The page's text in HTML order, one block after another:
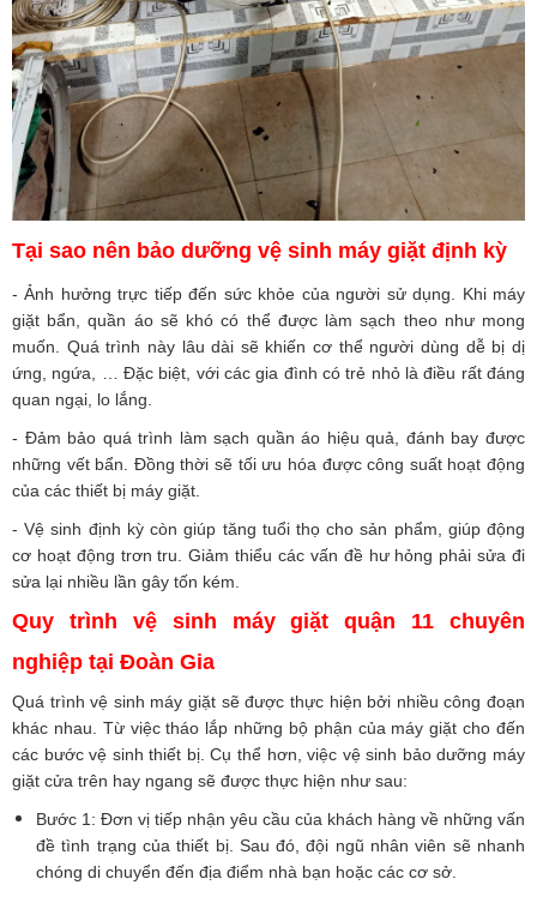
Tại sao nên bảo dưỡng vệ sinh máy giặt định kỳ
- Ảnh hưởng trực tiếp đến sức khỏe của người sử dụng. Khi máy
giặt bẩn, quần áo sẽ khó có thể được làm sạch theo như mong
muốn. Quá trình này lâu dài sẽ khiến cơ thể người dùng dễ bị dị
ứng, ngứa, … Đặc biệt, với các gia đình có trẻ nhỏ là điều rất đáng
quan ngại, lo lắng.
- Đảm bảo quá trình làm sạch quần áo hiệu quả, đánh bay được
những vết bẩn. Đồng thời sẽ tối ưu hóa được công suất hoạt động
của các thiết bị máy giặt.
- Vệ sinh định kỳ còn giúp tăng tuổi thọ cho sản phẩm, giúp động
cơ hoạt động trơn tru. Giảm thiểu các vấn đề hư hỏng phải sửa đi
sửa lại nhiều lần gây tốn kém.
Quy trình vệ sinh máy giặt quận 11 chuyên
nghiệp tại Đoàn Gia
Quá trìnhvệ sinh máy giặt sẽ được thực hiện bởi nhiều công đoạn
khác nhau. Từ việc tháo lắp những bộ phận của máy giặt cho đến
các bước vệ sinh thiết bị. Cụ thể hơn, việc vệ sinh bảo dưỡng máy
giặt cửa trên hay ngang sẽ được thực hiện như sau:
Bước 1: Đơn vị tiếp nhận yêu cầu của khách hàng về những vấn
đề tình trạng của thiết bị. Sau đó, đội ngũ nhân viên sẽ nhanh
chóng di chuyển đến địa điểm nhà bạn hoặc các cơ sở.